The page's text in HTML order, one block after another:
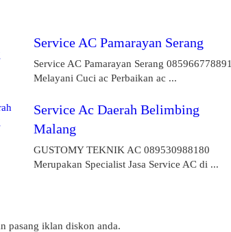
Service AC Pamarayan Serang
Service AC Pamarayan Serang 085966778891
Melayani Cuci ac Perbaikan ac ...
Service Ac Daerah Belimbing
Malang
GUSTOMY TEKNIK AC 089530988180
Merupakan Specialist Jasa Service AC di ...
pasang iklan diskon anda.